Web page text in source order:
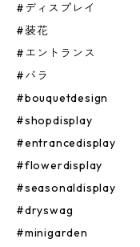
#ディスプレイ
#装花
#エントランス
#バラ
#bouquetdesign
#shopdisplay
#entrancedisplay
#flowerdisplay
#seasonaldisplay
#dryswag
#minigarden